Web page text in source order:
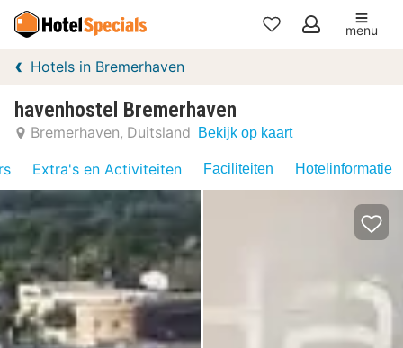
Mijn
menu
Hotels in Bremerhaven
havenhostel Bremerhaven
Bremerhaven Duitsland Bekijk op kaart
Extra's en Activiteiten Faciliteiten Hotelinformatie